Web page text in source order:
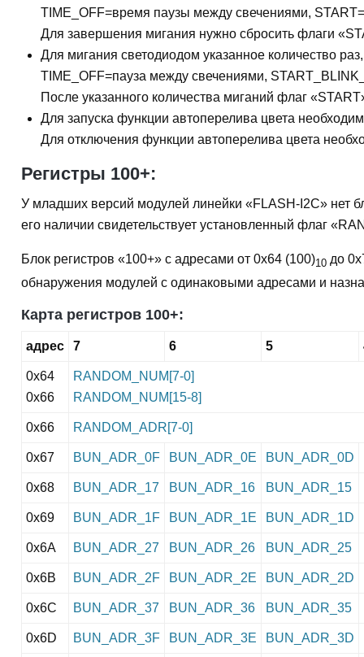
TIME_OFF=время паузы между свечениями,
Для завершения мигания нужно сбросить флаги
Для мигания светодиодом указанное количество
TIME_OFF=пауза между свечениями,
После указанного количества миганий флаг
Для запуска функции автоперелива цвета
Для отключения функции автоперелива цвета
Регистры 100+:
У младших версий модулей линейки «FLASH-I2C» нет
его наличии свидетельствует установленный флаг
Блок регистров «100+» с адресами от 0x64 (100)10 до
обнаружения модулей с одинаковыми адресами и
Карта регистров 100+:
адрес 7 6 5
0x64
0x66
RANDOM_NUM[7-0]
RANDOM_NUM[15-8]
0x66 RANDOM_ADR[7-0]
0x67 BUN_ADR_0F BUN_ADR_0E BUN_ADR_0D
0x68 BUN_ADR_17 BUN_ADR_16 BUN_ADR_15
0x69 BUN_ADR_1F BUN_ADR_1E BUN_ADR_1D
0x6A BUN_ADR_27 BUN_ADR_26 BUN_ADR_25
0x6B BUN_ADR_2F BUN_ADR_2E BUN_ADR_2D
0x6C BUN_ADR_37 BUN_ADR_36 BUN_ADR_35
0x6D BUN_ADR_3F BUN_ADR_3E BUN_ADR_3D